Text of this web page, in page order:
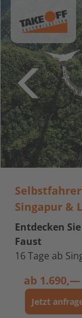
Singapur &
Entdecken
Faust
16 Tage ab
ab 1.690,—
Jetzt